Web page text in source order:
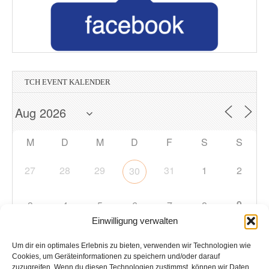
Einwilligung verwalten
Um dir ein optimales Erlebnis zu bieten, verwenden wir Technologien wie
Cookies, um Geräteinformationen zu speichern und/oder darauf
zuzugreifen. Wenn du diesen Technologien zustimmst, können wir Daten
TCH EVENT KALENDER
M D M D F S S
27 28 29 30 31 1 2
3 4 5 6 7 8 9
10 11 12 13 14 15